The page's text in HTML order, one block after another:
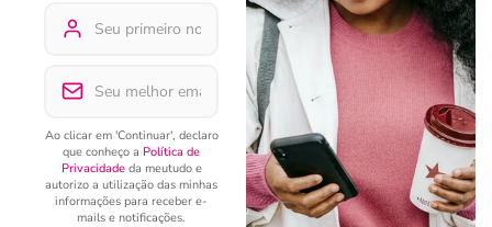
Ao clicar em 'Continuar', declaro
que conheço a Política de
Privacidadeda meutudo e
autorizo a utilização das minhas
informações para receber e-
mails e notificações.